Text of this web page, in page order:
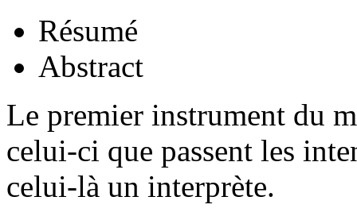
Résumé
Abstract
Le premier instrument du
celui-ci que passent les
celui-là un interprète.